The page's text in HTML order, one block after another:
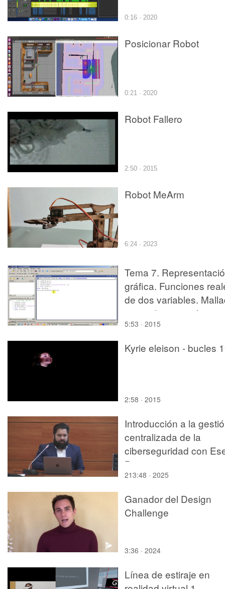
0:16 · 2020
Posicionar Robot
0:21 · 2020
Robot Fallero
2:50 · 2015
Robot MeArm
6:24 · 2023
Tema 7.
gráfica. Funciones
de dos variables.
manual y automático
5:53 · 2015
Kyrie eleison - bucles
2:58 · 2015
Introducción a la
centralizada de la
ciberseguridad con
Project
213:48 · 2025
Ganador del Design
Challenge
3:36 · 2024
Línea de estiraje en